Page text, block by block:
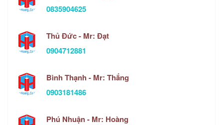
0835904625
Thủ Đức - Mr: Đạt
0904712881
Bình Thạnh - Mr: Thắng
0903181486
Phú Nhuận - Mr: Hoàng